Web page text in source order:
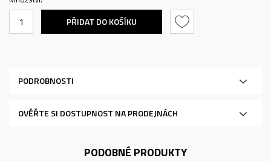
PŘIDAT DO KOŠÍKU
PODROBNOSTI
OVĚŘTE SI DOSTUPNOST NA PRODEJNÁCH
PODOBNÉ PRODUKTY